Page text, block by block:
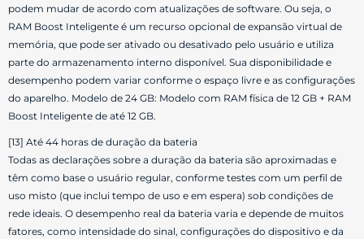
podem mudar de acordo com atualizações de software. Ou seja, o
RAM Boost Inteligente é um recurso opcional de expansão virtual de
memória, que pode ser ativado ou desativado pelo usuário e utiliza
parte do armazenamento interno disponível. Sua disponibilidade e
desempenho podem variar conforme o espaço livre e as configurações
do aparelho. Modelo de 24 GB: Modelo com RAM física de 12 GB + RAM
Boost Inteligente de até 12 GB.
[13] Até 44 horas de duração da bateria
Todas as declarações sobre a duração da bateria são aproximadas e
têm como base o usuário regular, conforme testes com um perfil de
uso misto (que inclui tempo de uso e em espera) sob condições de
rede ideais. O desempenho real da bateria varia e depende de muitos
fatores, como intensidade do sinal, configurações do dispositivo e da